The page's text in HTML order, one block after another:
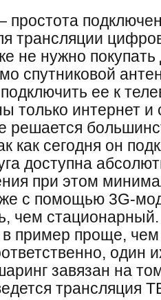
трансляции
не нужно
спутниковой
ее к
только интернет и
решается
как сегодня он
доступна
при этом
с помощью 3G-
чем
пример проще, чем
один
завязан на
трансляция